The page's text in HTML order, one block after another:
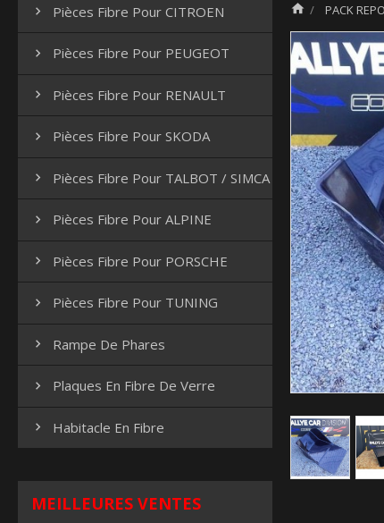
 Pièces Fibre Pour CITROEN
 Pièces Fibre Pour PEUGEOT
 Pièces Fibre Pour RENAULT
 Pièces Fibre Pour SKODA
 Pièces Fibre Pour TALBOT / SIMCA
 Pièces Fibre Pour ALPINE
 Pièces Fibre Pour PORSCHE
 Pièces Fibre Pour TUNING
 Rampe De Phares
 Plaques En Fibre De Verre
 Habitacle En Fibre
MEILLEURES VENTES
 PACK